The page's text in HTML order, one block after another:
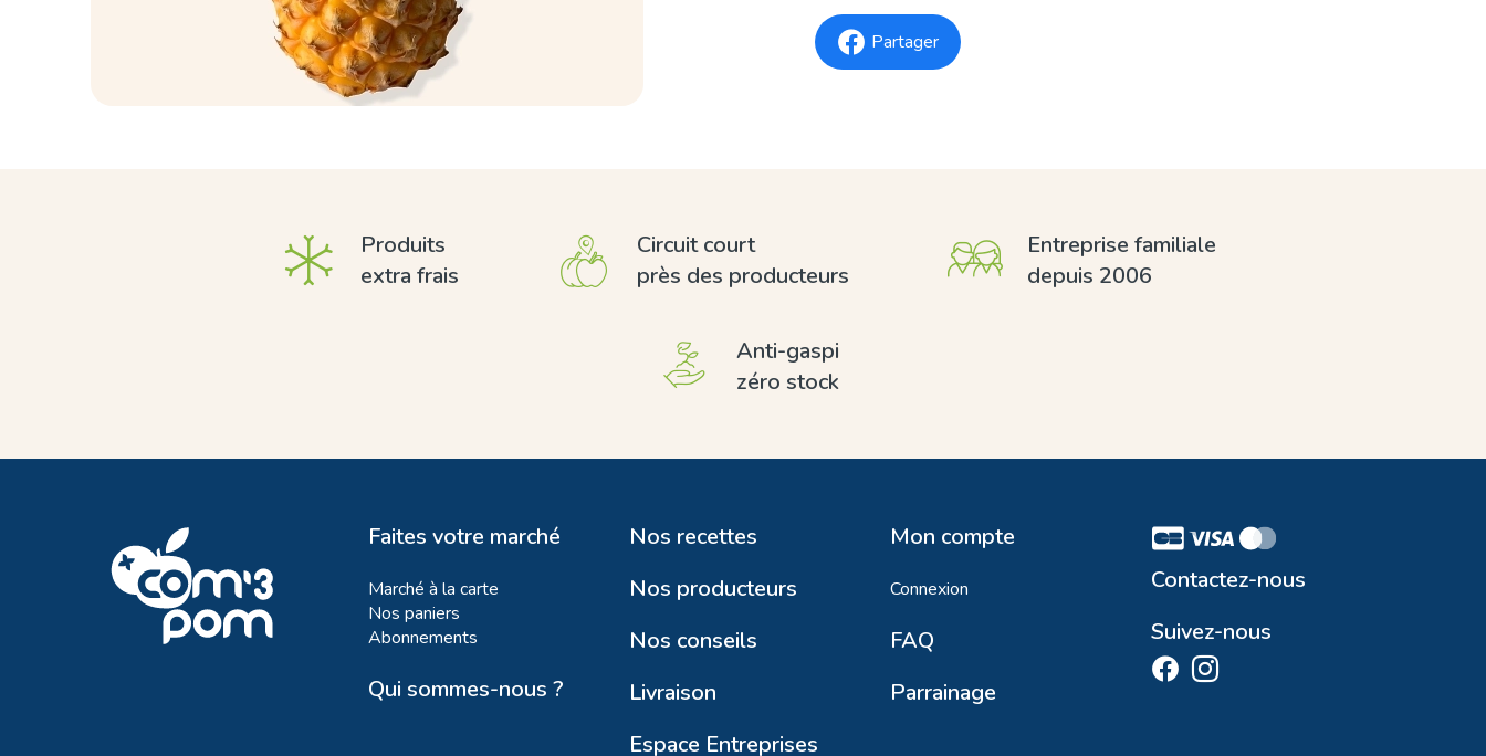
Partager
Produits
extra frais
Circuit court
près des producteurs
Entreprise familiale
depuis 2006
Anti-gaspi
zéro stock
Faites votre marché
Marché à la carte
Nos paniers
Abonnements
Qui sommes-nous ?
Nos recettes
Nos producteurs
Nos conseils
Livraison
Espace Entreprises
Mon compte
Connexion
FAQ
Parrainage
Contactez-nous
Suivez-nous